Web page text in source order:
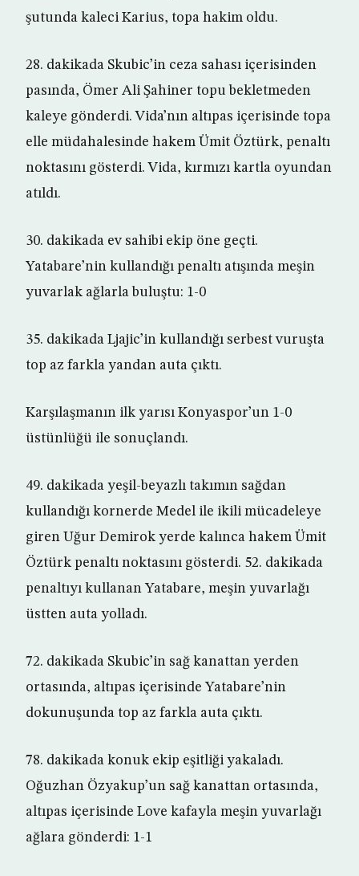
şutunda kaleci Karius, topa hakim oldu.
28. dakikada Skubic’in ceza sahası içerisinden
pasında, Ömer Ali Şahiner topu bekletmeden
kaleye gönderdi. Vida’nın altıpas içerisinde topa
elle müdahalesinde hakem Ümit Öztürk, penaltı
noktasını gösterdi. Vida, kırmızı kartla oyundan
atıldı.
30. dakikada ev sahibi ekip öne geçti.
Yatabare’nin kullandığı penaltı atışında meşin
yuvarlak ağlarla buluştu: 1-0
35. dakikada Ljajic’in kullandığı serbest vuruşta
top az farkla yandan auta çıktı.
Karşılaşmanın ilk yarısı Konyaspor’un 1-0
üstünlüğü ile sonuçlandı.
49. dakikada yeşil-beyazlı takımın sağdan
kullandığı kornerde Medel ile ikili mücadeleye
giren Uğur Demirok yerde kalınca hakem Ümit
Öztürk penaltı noktasını gösterdi. 52. dakikada
penaltıyı kullanan Yatabare, meşin yuvarlağı
üstten auta yolladı.
72. dakikada Skubic’in sağ kanattan yerden
ortasında, altıpas içerisinde Yatabare’nin
dokunuşunda top az farkla auta çıktı.
78. dakikada konuk ekip eşitliği yakaladı.
Oğuzhan Özyakup’un sağ kanattan ortasında,
altıpas içerisinde Love kafayla meşin yuvarlağı
ağlara gönderdi: 1-1